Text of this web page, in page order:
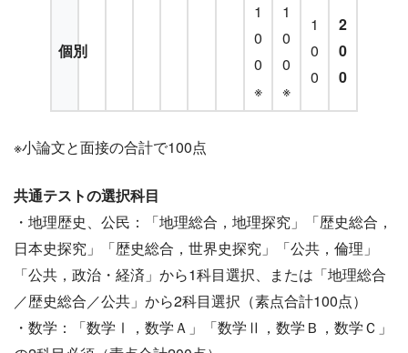
個別
1
0
0
※
1
0
0
※
1
0
0
2
0
0
※小論文と面接の合計で100点
共通テストの選択科目
・地理歴史、公民：「地理総合，地理探究」「歴史総合，
日本史探究」「歴史総合，世界史探究」「公共，倫理」
「公共，政治・経済」から1科目選択、または「地理総合
／歴史総合／公共」から2科目選択（素点合計100点）
・数学：「数学Ⅰ，数学Ａ」「数学Ⅱ，数学Ｂ，数学Ｃ」